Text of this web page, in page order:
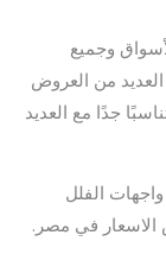
وجميع
من العروض
جدًا مع العديد
الفلل
الاسعار في مصر.